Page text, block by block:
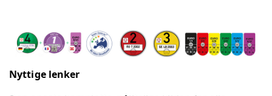
Nyttige lenker